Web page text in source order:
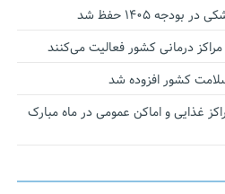
۱۴۰۵ حفظ شد
غذایی و اماکن عمومی در ماه مبارک